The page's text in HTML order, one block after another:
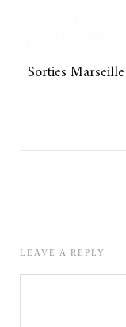
Sorties
LEAVE A REPLY